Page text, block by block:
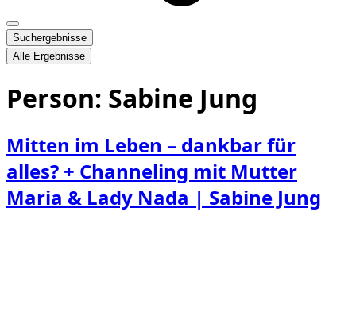
Suchergebnisse
Alle Ergebnisse
Person: Sabine Jung
Mitten im Leben – dankbar für
alles? + Channeling mit Mutter
Maria & Lady Nada | Sabine Jung